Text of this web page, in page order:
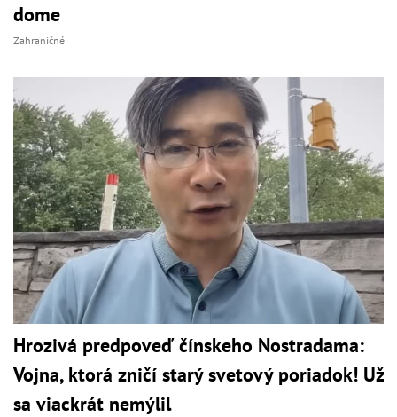
dome
Zahraničné
Hrozivá predpoveď čínskeho Nostradama:
Vojna, ktorá zničí starý svetový poriadok! Už
sa viackrát nemýlil